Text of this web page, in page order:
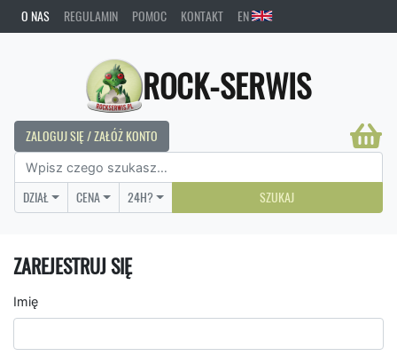
O NAS REGULAMIN POMOC KONTAKT EN
ROCK-SERWIS
ZALOGUJ SIĘ / ZAŁÓŻ KONTO
DZIAŁ CENA 24H? SZUKAJ
ZAREJESTRUJ SIĘ
Imię